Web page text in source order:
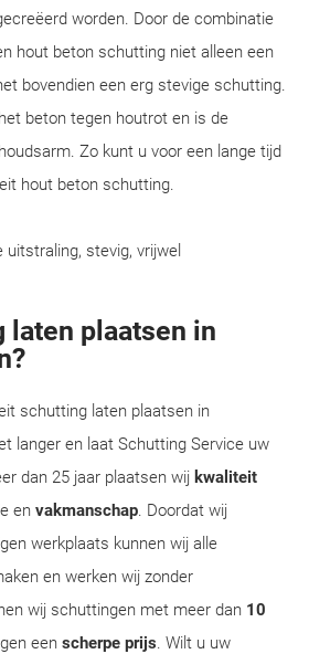
worden. Door de combinatie
hout beton schutting niet alleen een
bovendien een erg stevige schutting.
beton tegen houtrot en is de
Zo kunt u voor een lange tijd
hout beton schutting.
uitstraling, stevig, vrijwel
laten plaatsen in
schutting laten plaatsen in
langer en laat Schutting Service uw
dan 25 jaar plaatsen wij kwaliteit
en vakmanschap. Doordat wij
werkplaats kunnen wij alle
en werken wij zonder
wij schuttingen met meer dan 10
een scherpe prijs. Wilt u uw